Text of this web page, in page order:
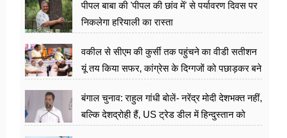
पीपल बाबा की 'पीपल की छांव में' से पर्यावरण दिवस पर
निकलेगा हरियाली का रास्ता
वकील से सीएम की कुर्सी तक पहुंचने का वीडी सतीशन
यूं तय किया सफर, कांग्रेस के दिग्गजों को पछाड़कर बने
बंगाल चुनाव: राहुल गांधी बोलें- नरेंद्र मोदी देशभक्त नहीं,
बल्कि देशद्रोही हैं, US ट्रेड डील में हिन्दुस्तान को